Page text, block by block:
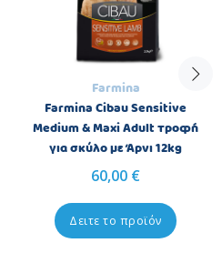
Farmina
Farmina Cibau Sensitive
Medium & Maxi Adult τροφή
για σκύλο με Άρνι 12kg
60,00 €
Δειτε το προϊόν